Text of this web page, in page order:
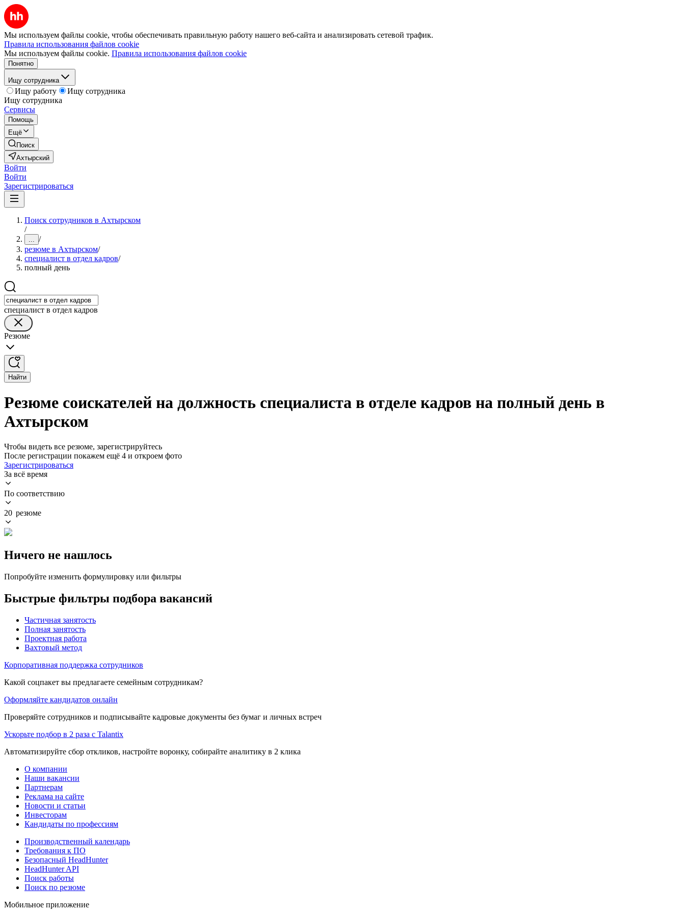
Мы используем файлы cookie, чтобы обеспечивать правильную работу нашего веб-сайта и анализировать сетевой трафик.
Правила использования файлов cookie
Мы используем файлы cookie. Правила использования файлов cookie
Понятно
Ищу сотрудника
Ищу работу
Ищу сотрудника
Ищу сотрудника
Сервисы
Помощь
Ещё
Поиск
Ахтырский
Войти
Войти
Зарегистрироваться
Поиск сотрудников в Ахтырском
/
... /
резюме в Ахтырском/
специалист в отдел кадров/
полный день
специалист в отдел кадров
Резюме
Найти
Резюме соискателей на должность специалиста в отделе кадров на полный день в
Ахтырском
Чтобы видеть все резюме, зарегистрируйтесь
После регистрации покажем ещё 4 и откроем фото
Зарегистрироваться
За всё время
По соответствию
20 резюме
Ничего не нашлось
Попробуйте изменить формулировку или фильтры
Быстрые фильтры подбора вакансий
Частичная занятость
Полная занятость
Проектная работа
Вахтовый метод
Корпоративная поддержка сотрудников
Какой соцпакет вы предлагаете семейным сотрудникам?
Оформляйте кандидатов онлайн
Проверяйте сотрудников и подписывайте кадровые документы без бумаг и личных встреч
Ускорьте подбор в 2 раза с Talantix
Автоматизируйте сбор откликов, настройте воронку, собирайте аналитику в 2 клика
О компании
Наши вакансии
Партнерам
Реклама на сайте
Новости и статьи
Инвесторам
Кандидаты по профессиям
Производственный календарь
Требования к ПО
Безопасный HeadHunter
HeadHunter API
Поиск работы
Поиск по резюме
Мобильное приложение